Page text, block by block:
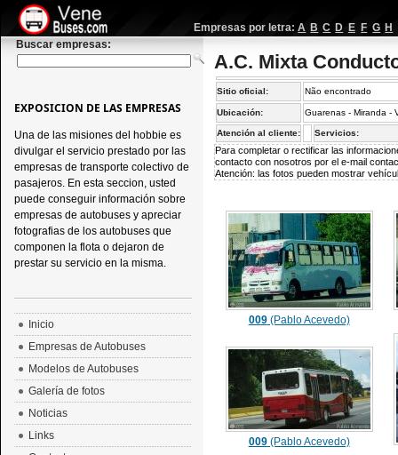
Empresas por letra: A B C D E F G H
Buscar empresas:
A.C. Mixta
Sitio oficial: Não encontrado
Ubicación: Guarenas - Miranda -
Atención al cliente: Servicios:
Para completar o rectificar las
contacto con nosotros por el e-mail
Atención: las fotos pueden mostrar
009(Pablo Acevedo)
009(Pablo Acevedo)
EXPOSICION DE LAS EMPRESAS
Una de las misiones del hobbie es
divulgar el servicio prestado por las
empresas de transporte colectivo de
pasajeros. En esta seccion, usted
puede conseguir información sobre
empresas de autobuses y apreciar
fotografias de los autobuses que
componen la flota o dejaron de
prestar su servicio en la misma.
Inicio
Empresas de Autobuses
Modelos de Autobuses
Galería de fotos
Noticias
Links